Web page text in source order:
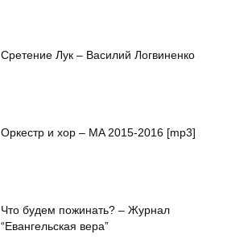
Сретение Лук – Василий Логвиненко
Оркестр и хор – MA 2015-2016 [mp3]
Что будем пожинать? – Журнал
“Евангельская вера”